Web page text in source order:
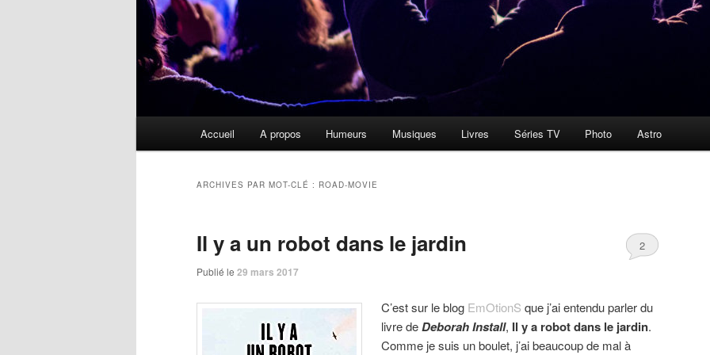
Accueil A propos Humeurs Musiques Livres Séries TV Photo Astro
ARCHIVES PAR MOT-CLÉ : ROAD-MOVIE
Il y a un robot dans le jardin
Publié le 29 mars 2017
2
C’est sur le blog EmOtionS que j’ai entendu parler du
livre deDeborah Install, Il y a robot dans le jardin.
Comme je suis un boulet, j’ai beaucoup de mal à